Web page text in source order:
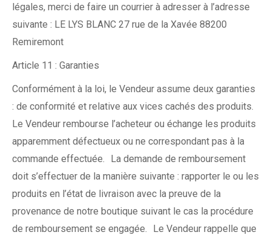
légales, merci de faire un courrier à adresser à l’adresse
suivante : LE LYS BLANC 27 rue de la Xavée 88200
Remiremont
Article 11 : Garanties
Conformément à la loi, le Vendeur assume deux garanties
: de conformité et relative aux vices cachés des produits.
Le Vendeur rembourse l’acheteur ou échange les produits
apparemment défectueux ou ne correspondant pas à la
commande effectuée. La demande de remboursement
doit s’effectuer de la manière suivante : rapporter le ou les
produits en l’état de livraison avec la preuve de la
provenance de notre boutique suivant le cas la procédure
de remboursement se engagée. Le Vendeur rappelle que